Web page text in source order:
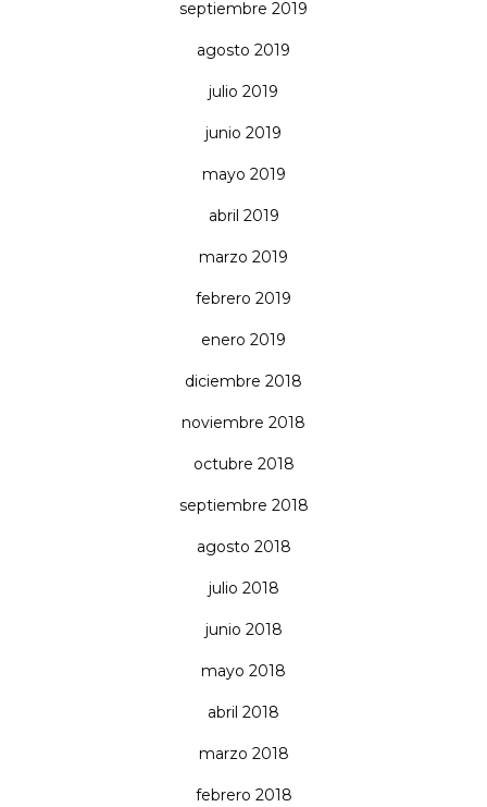
septiembre 2019
agosto 2019
julio 2019
junio 2019
mayo 2019
abril 2019
marzo 2019
febrero 2019
enero 2019
diciembre 2018
noviembre 2018
octubre 2018
septiembre 2018
agosto 2018
julio 2018
junio 2018
mayo 2018
abril 2018
marzo 2018
febrero 2018